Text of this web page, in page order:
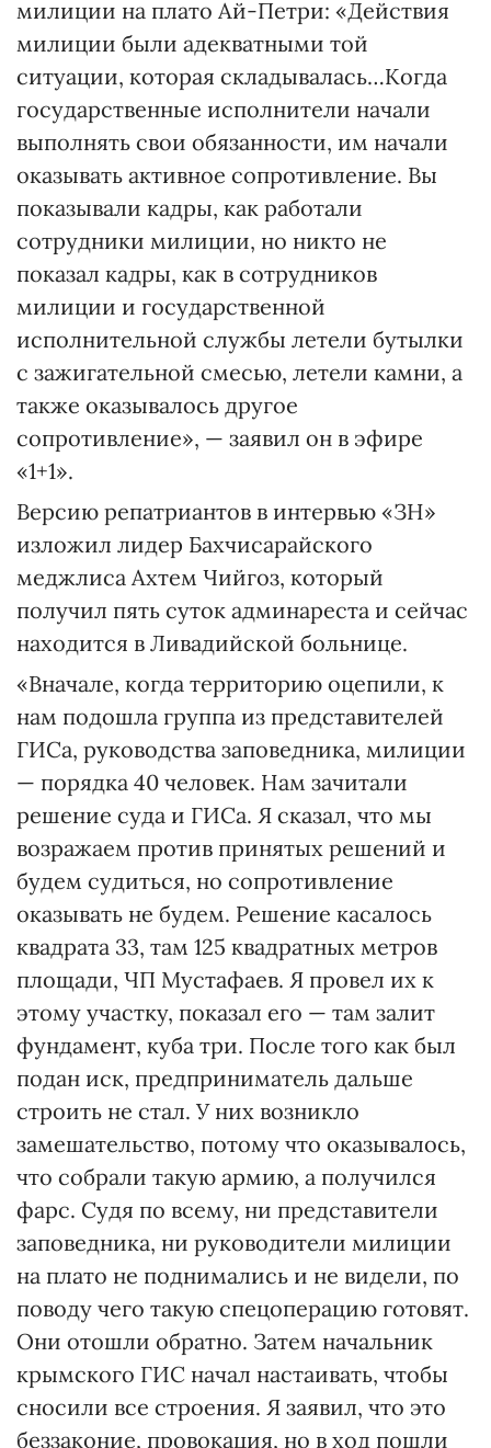
милиции на плато Ай-Петри: «Действия
милиции были адекватными той
ситуации, которая складывалась…Когда
государственные исполнители начали
выполнять свои обязанности, им начали
оказывать активное сопротивление. Вы
показывали кадры, как работали
сотрудники милиции, но никто не
показал кадры, как в сотрудников
милиции и государственной
исполнительной службы летели бутылки
с зажигательной смесью, летели камни, а
также оказывалось другое
сопротивление», — заявил он в эфире
«1+1».
Версию репатриантов в интер­вью «ЗН»
изложил лидер Бахчисарайского
меджлиса Ах­тем Чийгоз, который
получил пять суток админареста и сейчас
находится в Ливадийской больнице.
«Вначале, когда территорию оцепили, к
нам подошла группа из представителей
ГИСа, руководства заповедника, милиции
— порядка 40 человек. Нам зачитали
решение суда и ГИСа. Я сказал, что мы
возражаем против принятых решений и
будем судиться, но сопротивление
оказывать не будем. Решение касалось
квадрата 33, там 125 квадратных метров
площади, ЧП Мустафаев. Я провел их к
этому участку, показал его — там залит
фундамент, куба три. После того как был
подан иск, предприниматель дальше
строить не стал. У них возникло
замешательство, потому что оказывалось,
что собрали такую армию, а получился
фарс. Судя по всему, ни представители
заповедника, ни руководители милиции
на плато не поднимались и не видели, по
поводу чего такую спецоперацию готовят.
Они отошли обратно. Затем начальник
крымского ГИС начал настаивать, чтобы
сносили все строения. Я заявил, что это
беззаконие, провокация, но в ход пошли